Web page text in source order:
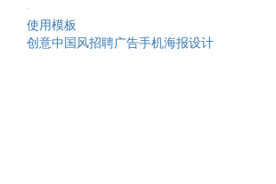
使用模板
创意中国风招聘广告手机海报设计